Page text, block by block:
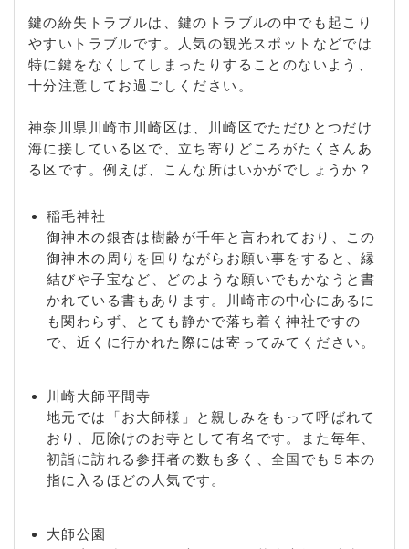
鍵の紛失トラブルは、鍵のトラブルの中でも起こり
やすいトラブルです。人気の観光スポットなどでは
特に鍵をなくしてしまったりすることのないよう、
十分注意してお過ごしください。
神奈川県川崎市川崎区は、川崎区でただひとつだけ
海に接している区で、立ち寄りどころがたくさんあ
る区です。例えば、こんな所はいかがでしょうか？
稲毛神社
御神木の銀杏は樹齢が千年と言われており、この
御神木の周りを回りながらお願い事をすると、縁
結びや子宝など、どのような願いでもかなうと書
かれている書もあります。川崎市の中心にあるに
も関わらず、とても静かで落ち着く神社ですの
で、近くに行かれた際には寄ってみてください。
川崎大師平間寺
地元では「お大師様」と親しみをもって呼ばれて
おり、厄除けのお寺として有名です。また毎年、
初詣に訪れる参拝者の数も多く、全国でも５本の
指に入るほどの人気です。
大師公園